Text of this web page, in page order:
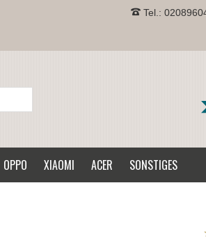
Tel.:
OPPO XIAOMI ACER SONSTIGES